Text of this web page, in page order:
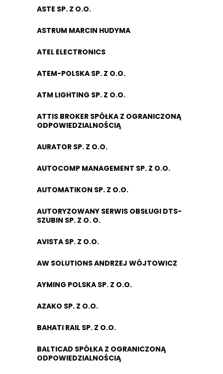
ASTE SP. Z O.O.
ASTRUM MARCIN HUDYMA
ATEL ELECTRONICS
ATEM-POLSKA SP. Z O.O.
ATM LIGHTING SP. Z O.O.
ATTIS BROKER SPÓŁKA Z OGRANICZONĄ
ODPOWIEDZIALNOŚCIĄ
AURATOR SP. Z O.O.
AUTOCOMP MANAGEMENT SP. Z O.O.
AUTOMATIKON SP. Z O.O.
AUTORYZOWANY SERWIS OBSŁUGI DTS-
SZUBIN SP. Z O. O.
AVISTA SP. Z O.O.
AW SOLUTIONS ANDRZEJ WÓJTOWICZ
AYMING POLSKA SP. Z O.O.
AZAKO SP. Z O.O.
BAHATI RAIL SP. Z O.O.
BALTICAD SPÓŁKA Z OGRANICZONĄ
ODPOWIEDZIALNOŚCIĄ